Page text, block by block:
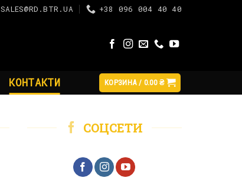
SALES@RD.BTR.UA +38 096 004 40 40
КОНТАКТИ КОРЗИНА / 0.00 ₴
СОЦСЕТИ